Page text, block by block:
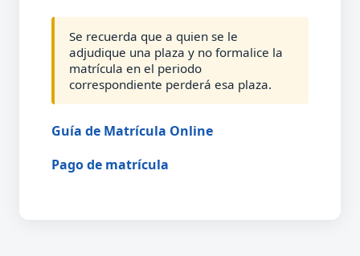
Se recuerda que a quien se le
adjudique una plaza y no formalice la
matrícula en el periodo
correspondiente perderá esa plaza.
Guía de Matrícula Online
Pago de matrícula